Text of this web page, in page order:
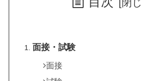
面接・試験
面接